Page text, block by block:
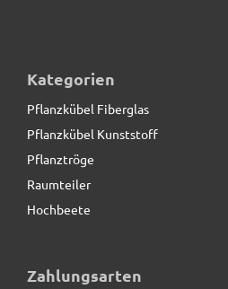
Kategorien
Pflanzkübel Fiberglas
Pflanzkübel Kunststoff
Pflanztröge
Raumteiler
Hochbeete
Zahlungsarten